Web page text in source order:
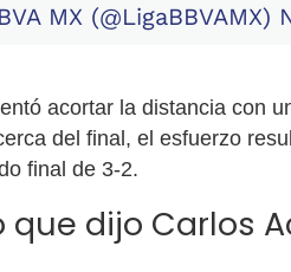
MX (@LigaBBVAMX)
acortar la distancia con
del final, el esfuerzo
final de 3-2.
que dijo Carlos